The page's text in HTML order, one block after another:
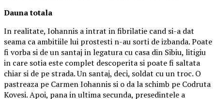
Dauna totala
In realitate, Iohannis a intrat in fibrilatie cand si-a dat
seama ca ambitiile lui prostesti n-au sorti de izbanda. Poate
fi vorba si de un santaj in legatura cu casa din Sibiu, litigiu
in care sotia este complet descoperita si poate fi saltata
chiar si de pe strada. Un santaj, deci, soldat cu un troc. O
pastreaza pe Carmen Iohannis si o da la schimb pe Codruta
Kovesi. Apoi, pana in ultima secunda, presedintele a